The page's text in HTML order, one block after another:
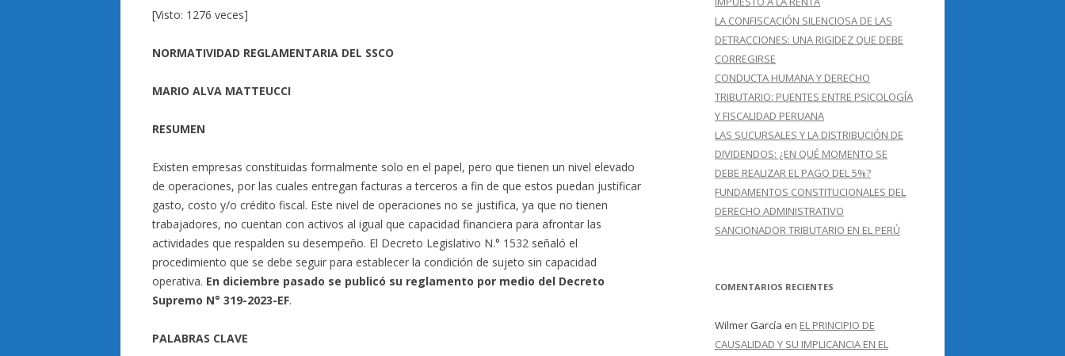
[Visto: 1276 veces]
NORMATIVIDAD REGLAMENTARIA DEL SSCO
MARIO ALVA MATTEUCCI
RESUMEN
Existen empresas constituidas formalmente solo en el papel, pero que tienen un nivel elevado
de operaciones, por las cuales entregan facturas a terceros a fin de que estos puedan justificar
gasto, costo y/o crédito fiscal. Este nivel de operaciones no se justifica, ya que no tienen
trabajadores, no cuentan con activos al igual que capacidad financiera para afrontar las
actividades que respalden su desempeño. El Decreto Legislativo N.° 1532 señaló el
procedimiento que se debe seguir para establecer la condición de sujeto sin capacidad
operativa. En diciembre pasado se publicó su reglamento por medio del Decreto
Supremo N° 319-2023-EF.
PALABRAS CLAVE
LA CONFISCACIÓN SILENCIOSA DE LAS
DETRACCIONES: UNA RIGIDEZ QUE DEBE
CORREGIRSE
CONDUCTA HUMANA Y DERECHO
TRIBUTARIO: PUENTES ENTRE PSICOLOGÍA
Y FISCALIDAD PERUANA
LAS SUCURSALES Y LA DISTRIBUCIÓN DE
DIVIDENDOS: ¿EN QUÉ MOMENTO SE
DEBE REALIZAR EL PAGO DEL 5%?
FUNDAMENTOS CONSTITUCIONALES DEL
DERECHO ADMINISTRATIVO
SANCIONADOR TRIBUTARIO EN EL PERÚ
COMENTARIOS RECIENTES
Wilmer García en EL PRINCIPIO DE
CAUSALIDAD Y SU IMPLICANCIA EN EL